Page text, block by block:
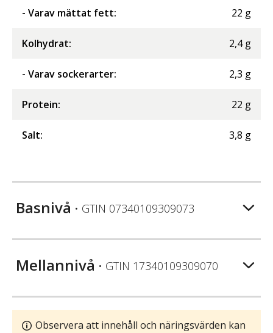
- Varav mättat fett: 22 g
Kolhydrat: 2,4 g
- Varav sockerarter: 2,3 g
Protein: 22 g
Salt: 3,8 g
Basnivå • GTIN 07340109309073
Mellannivå • GTIN 17340109309070
Observera att innehåll och näringsvärden kan